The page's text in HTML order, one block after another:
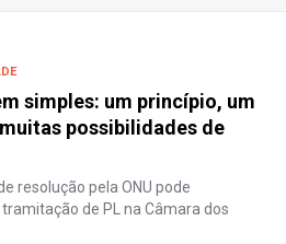
simples: um princípio, um
possibilidades de
resolução pela ONU pode
de PL na Câmara dos